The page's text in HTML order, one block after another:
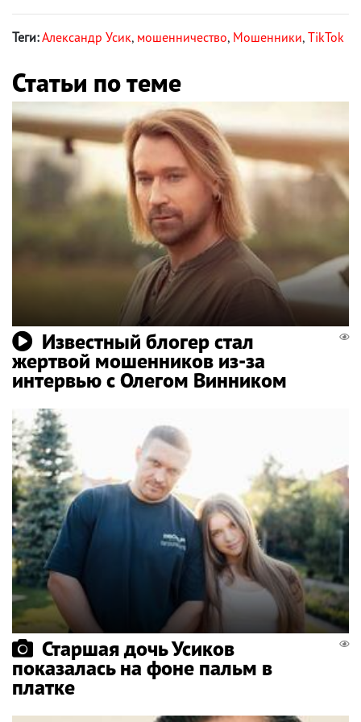
Теги:Александр Усик, мошенничество, Мошенники, TikTok
Статьи по теме
Известный блогер стал
жертвой мошенников из-за
интервью с Олегом Винником
Старшая дочь Усиков
показалась на фоне пальм в
платке